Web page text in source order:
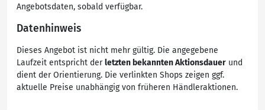
Angebotsdaten, sobald verfügbar.
Datenhinweis
Dieses Angebot ist nicht mehr gültig. Die angegebene
Laufzeit entspricht derletzten bekannten Aktionsdauer und
dient der Orientierung. Die verlinkten Shops zeigen ggf.
aktuelle Preise unabhängig von früheren Händleraktionen.